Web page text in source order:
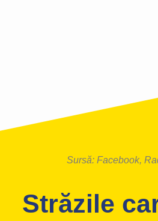
Sursă: Facebook,
Străzile